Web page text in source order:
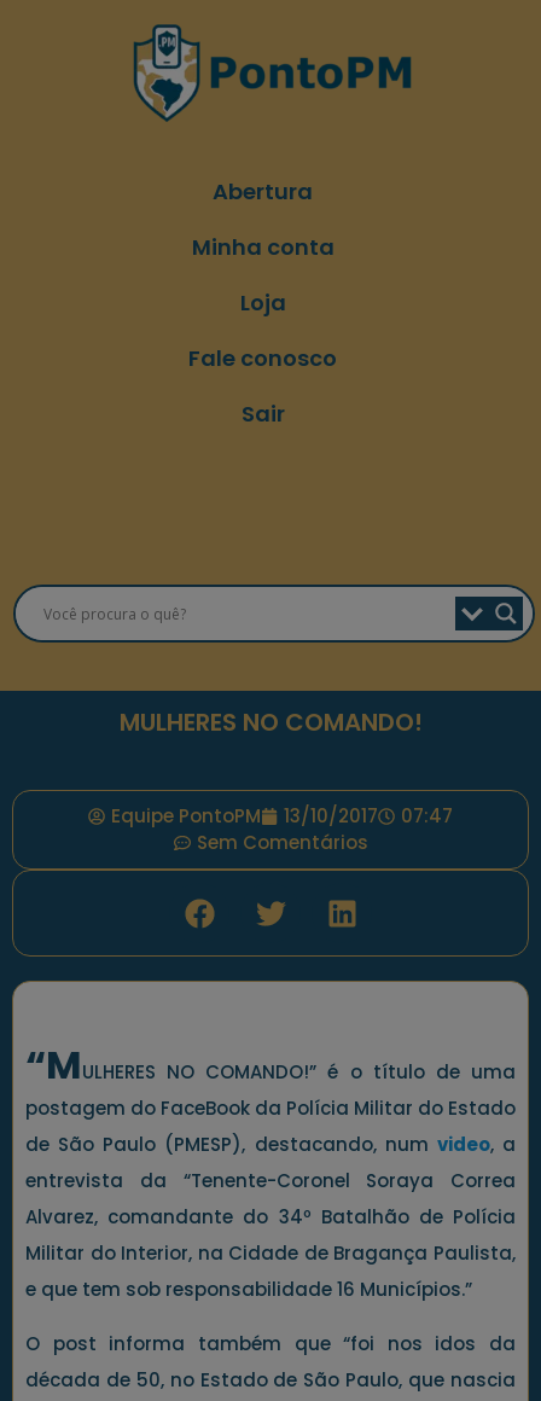
Abertura
Minha conta
Loja
Fale conosco
Sair
MULHERES NO COMANDO!
Equipe PontoPM 13/10/2017
07:47
Sem Comentários
“MULHERES NO COMANDO!” é o título de uma
postagem do FaceBook da Polícia Militar do Estado
de São Paulo (PMESP), destacando, num video, a
entrevista da “Tenente-Coronel Soraya Correa
Alvarez, comandante do 34º Batalhão de Polícia
Militar do Interior, na Cidade de Bragança Paulista,
e que tem sob responsabilidade 16 Municípios.”
O post informa também que “foi nos idos da
década de 50, no Estado de São Paulo, que nascia